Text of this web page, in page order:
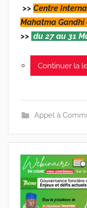
>> Centre
Mahatma Gandhi
>> du 27 au 31
Continuer la
Appel à